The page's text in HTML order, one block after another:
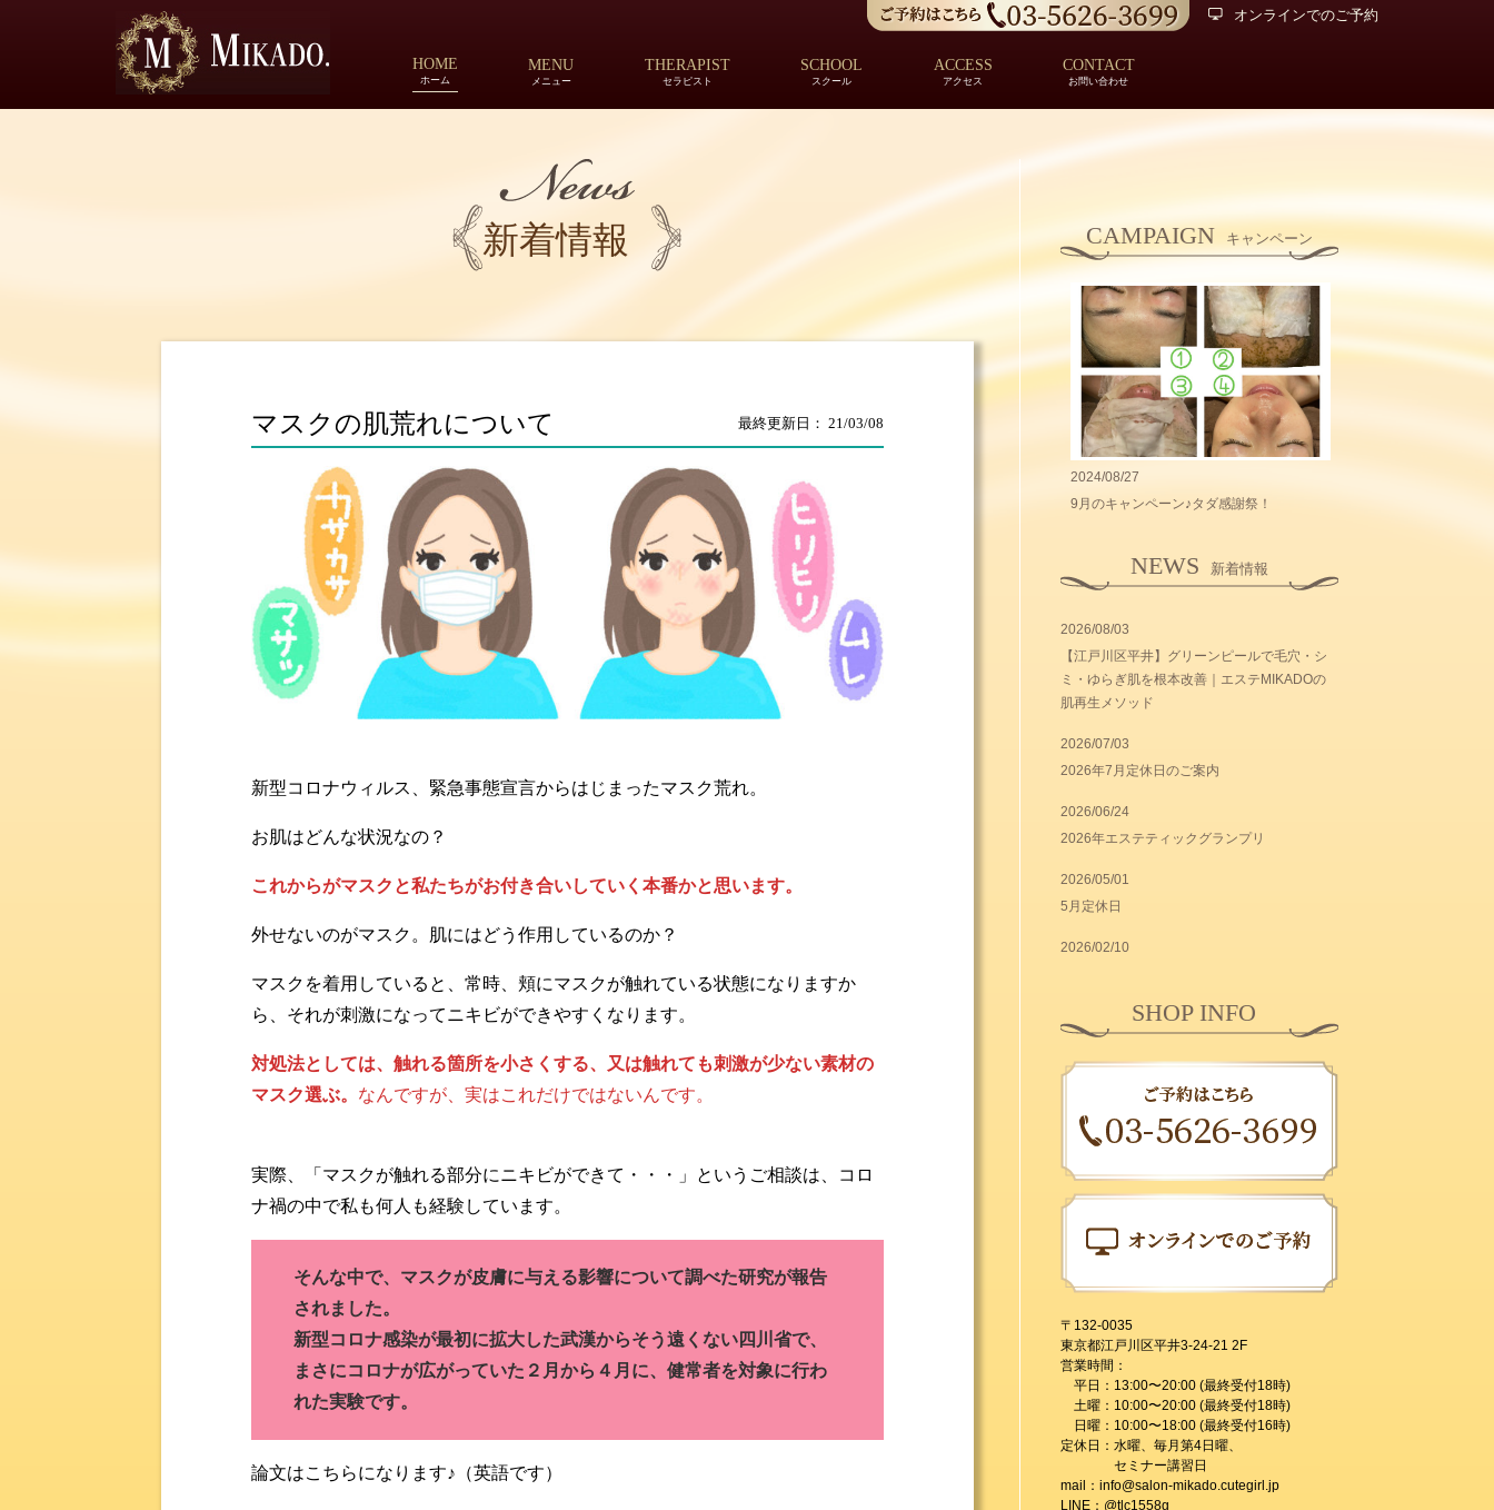
HOME
ホーム
MENU
メニュー
THERAPIST
セラピスト
SCHOOL
スクール
ACCESS
アクセス
CONTACT
お問い合わせ
オンラインでのご予約
新着情報
マスクの肌荒れについて 最終更新日： 21/03/08
新型コロナウィルス、緊急事態宣言からはじまったマスク荒れ。
お肌はどんな状況なの？
これからがマスクと私たちがお付き合いしていく本番かと思います。
外せないのがマスク。肌にはどう作用しているのか？
マスクを着用していると、常時、頬にマスクが触れている状態になりますか
ら、それが刺激になってニキビができやすくなります。
対処法としては、触れる箇所を小さくする、又は触れても刺激が少ない素材の
マスク選ぶ。 なんですが、実はこれだけではないんです。
実際、「マスクが触れる部分にニキビができて・・・」というご相談は、コロ
ナ禍の中で私も何人も経験しています。
そんな中で、マスクが皮膚に与える影響について調べた研究が報告
されました。
新型コロナ感染が最初に拡大した武漢からそう遠くない四川省で、
まさにコロナが広がっていた２月から４月に、健常者を対象に行わ
れた実験です。
論文はこちらになります♪（英語です）
CAMPAIGN キャンペーン
2024/08/27
9月のキャンペーン♪タダ感謝祭！
NEWS 新着情報
2026/08/03
【江戸川区平井】グリーンピールで毛穴・シ
ミ・ゆらぎ肌を根本改善｜エステMIKADOの
肌再生メソッド
2026/07/03
2026年7月定休日のご案内
2026/06/24
2026年エステティックグランプリ
2026/05/01
5月定休日
2026/02/10
SHOP INFO
〒132-0035
東京都江戸川区平井3-24-21 2F
営業時間：
平日：13:00〜20:00 (最終受付18時)
土曜：10:00〜20:00 (最終受付18時)
日曜：10:00〜18:00 (最終受付16時)
定休日：水曜、毎月第4日曜、
セミナー講習日
mail：info@salon-mikado.cutegirl.jp
LINE：@tlc1558g